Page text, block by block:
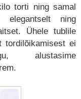
torti ning samal
elegantselt ning
Ühele tublile
ei
alustasime